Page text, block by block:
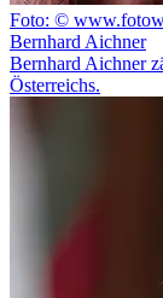
Foto: ©
Bernhard Aichner
Bernhard Aichner
Österreichs.